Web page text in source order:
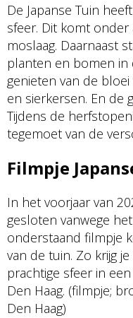
De Japanse Tuin
sfeer. Dit komt
moslaag. Daarnaast
planten en bomen in
genieten van de
en sierkersen. En de
Tijdens de
tegemoet van de
Filmpje
In het voorjaar van
gesloten vanwege
onderstaand filmpje
van de tuin. Zo krijg
prachtige sfeer in
Den Haag. (filmpje;
Den Haag)